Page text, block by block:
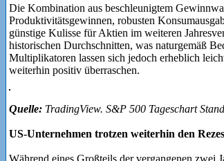
Die Kombination aus beschleunigtem
Produktivitätsgewinnen, robusten
günstige Kulisse für Aktien im weiteren
historischen Durchschnitten, was naturgemäß
Multiplikatoren lassen sich jedoch erheblich
weiterhin positiv überraschen.
Quelle: TradingView. S&P 500 Tageschart
US-Unternehmen trotzen weiterhin den
Während eines Großteils der vergangenen zwei